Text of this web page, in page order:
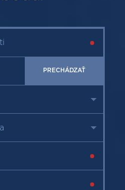
PRECHÁDZAŤ